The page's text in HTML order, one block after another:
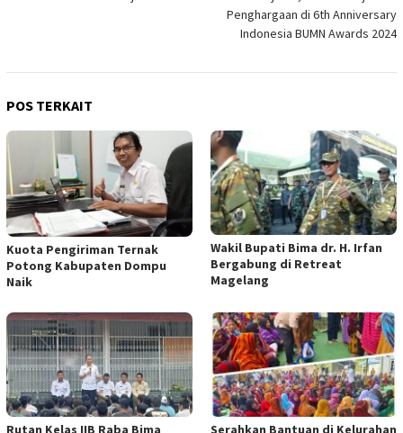
Penghargaan di 6th Anniversary
Indonesia BUMN Awards 2024
POS TERKAIT
Kuota Pengiriman Ternak
Potong Kabupaten Dompu
Naik
Wakil Bupati Bima dr. H. Irfan
Bergabung di Retreat
Magelang
Rutan Kelas IIB Raba Bima Serahkan Bantuan di Kelurahan